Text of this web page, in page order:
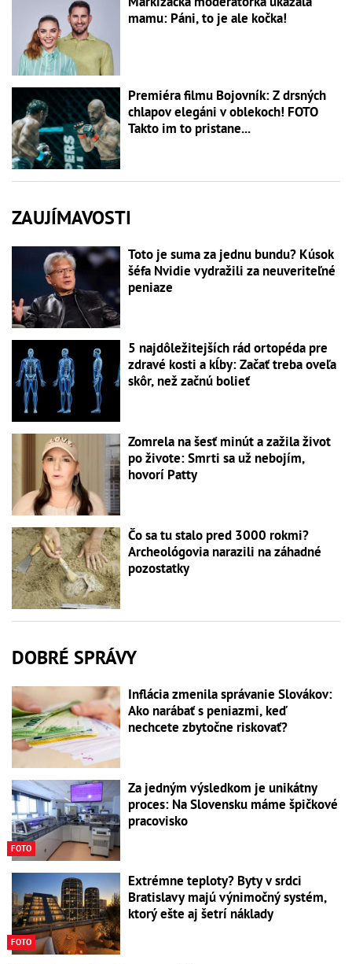
mamu: Páni, to je ale kočka!
Premiéra filmu Bojovník: Z drsných
chlapov elegáni v oblekoch! FOTO
Takto im to pristane...
ZAUJÍMAVOSTI
Toto je suma za jednu bundu? Kúsok
šéfa Nvidie vydražili za neuveriteľné
peniaze
5 najdôležitejších rád ortopéda pre
zdravé kosti a kĺby: Začať treba oveľa
skôr, než začnú bolieť
Zomrela na šesť minút a zažila život
po živote: Smrti sa už nebojím,
hovorí Patty
Čo sa tu stalo pred 3000 rokmi?
Archeológovia narazili na záhadné
pozostatky
DOBRÉ SPRÁVY
Inflácia zmenila správanie Slovákov:
Ako narábať s peniazmi, keď
nechcete zbytočne riskovať?
FOTO
Za jedným výsledkom je unikátny
proces: Na Slovensku máme špičkové
pracovisko
FOTO
Extrémne teploty? Byty v srdci
Bratislavy majú výnimočný systém,
ktorý ešte aj šetrí náklady